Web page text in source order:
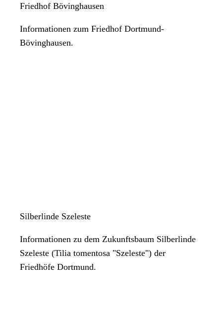
Friedhof Bövinghausen
Informationen zum Friedhof Dortmund-
Bövinghausen.
Silberlinde Szeleste
Informationen zu dem Zukunftsbaum Silberlinde
Szeleste (Tilia tomentosa "Szeleste") der
Friedhöfe Dortmund.